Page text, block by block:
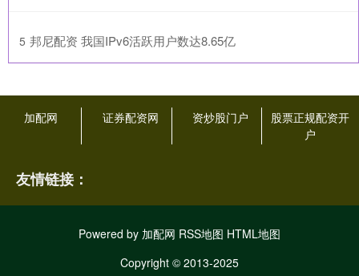
5 ​邦尼配资 我国IPv6活跃用户数达8.65亿
加配网 证券配资网 资炒股门户
股票正规配资开
户
友情链接：
Powered by 加配网 RSS地图 HTML地图
Copyright © 2013-2025